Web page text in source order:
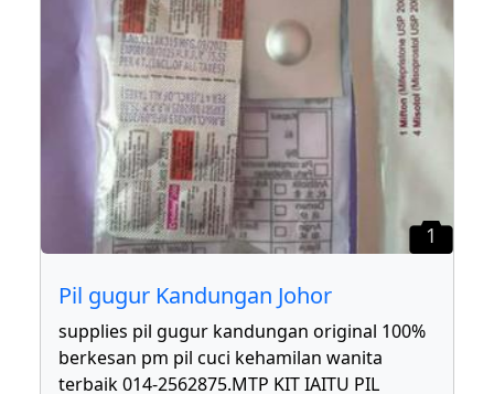
1
Pil gugur Kandungan Johor
supplies pil gugur kandungan original 100%
berkesan pm pil cuci kehamilan wanita
terbaik 014-2562875.MTP KIT IAITU PIL